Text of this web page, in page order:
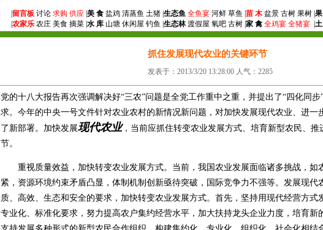
留言板 讨论 求购 供应 美 食 盐鸡 清蒸鱼 土猪 | 生态鱼 全鱼宴 河鲜 草鱼 | 苗 木 盆景 古树 果树 |
农家乐 农庄 美食 摘菜 | 水 库 山塘 休闲屋 钓鱼 | 生态林 渡假屋 氧吧 古树 | 家 禽 全鸡宴 全猪宴
抓住发展现代农业的关键环节
发表于：2013/3/20 13:28:00 人气：2285
党的十八大报告再次强调解决好“三农”问题是全党工作重中之重，并提出了“四化同
求。今年的中央一号文件针对农业农村的新情况新问题，对加快发展现代农业、进一
了新部署。加快发展现代农业，当前应抓住转变农业发展方式、培育新型农民、推
节。
重视质量效益，加快转变农业发展方式。当前，我国农业发展面临诸多挑战，如
紧，资源环境约束矛盾凸显，体制机制创新亟待突破，国际竞争力不强等。发展现代
质、高效、生态和安全的要求，加快转变农业发展方式。首先，坚持用现代经营方式
专业化、标准化要求，努力提高农户集约经营水平，加大扶持龙头企业力度，培育新